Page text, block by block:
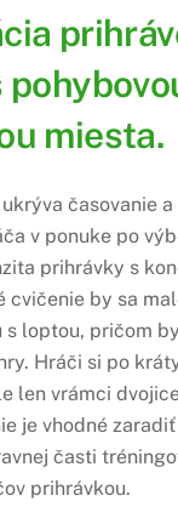
miesta.
časovanie
v ponuke po
prihrávky s
cvičenie by sa
loptou, pričom
Hráči si po
len vrámci
je vhodné
časti
prihrávkou.